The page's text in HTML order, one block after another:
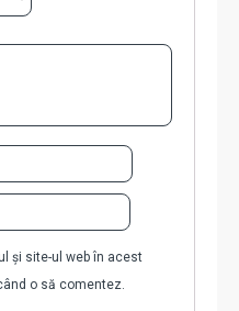
și site-ul web în acest
o să comentez.